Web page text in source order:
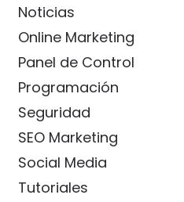
Noticias
Online Marketing
Panel de Control
Programación
Seguridad
SEO Marketing
Social Media
Tutoriales